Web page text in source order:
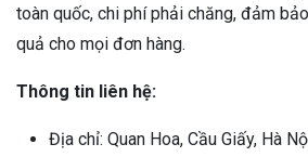
toàn quốc, chi phí phải chăng, đảm
quả cho mọi đơn hàng.
Thông tin liên hệ:
Địa chỉ: Quan Hoa, Cầu Giấy, Hà